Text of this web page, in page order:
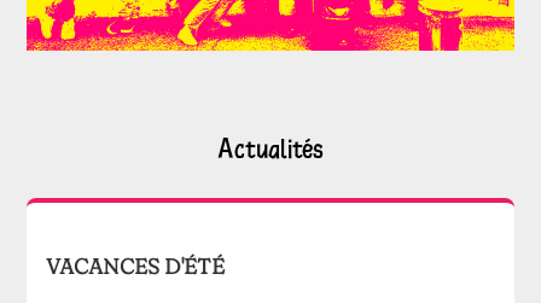
Actualités
VACANCES D'ÉTÉ